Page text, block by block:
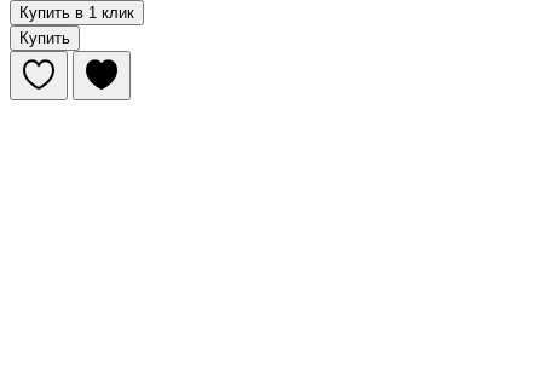
Купить в 1 клик
Купить